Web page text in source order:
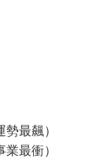
最飆）
最衝）